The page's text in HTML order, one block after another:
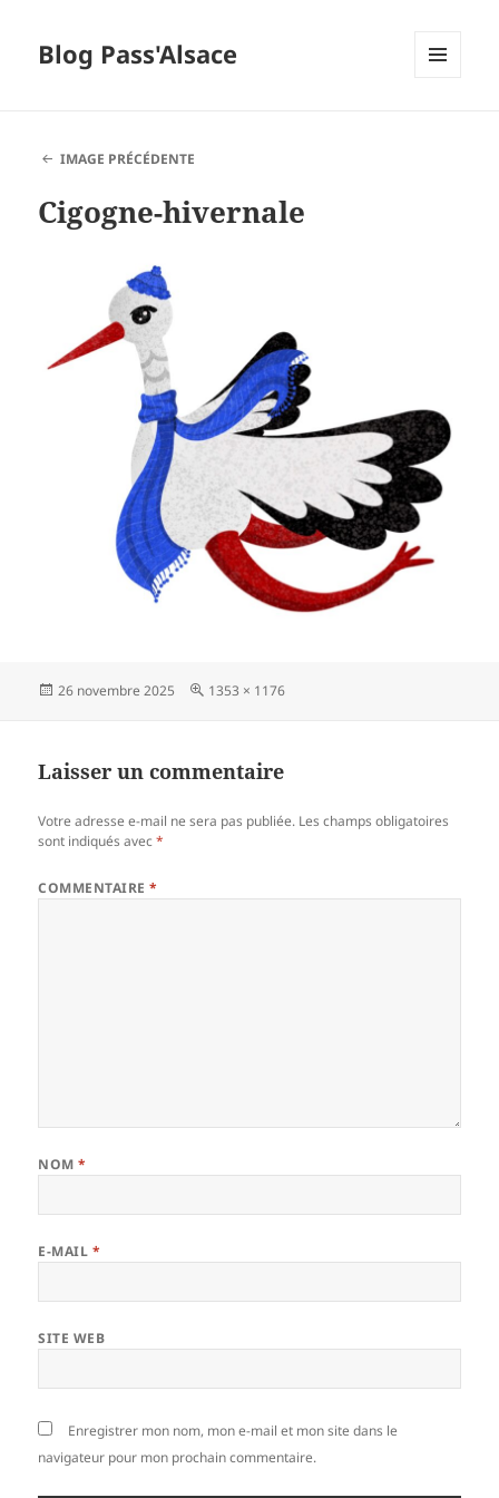
Blog Pass'Alsace
IMAGE PRÉCÉDENTE
Cigogne-hivernale
Publié
26 novembre 2025
Taille
1353 × 1176
Laisser un commentaire
Votre adresse e-mail ne sera pas publiée. Les champs obligatoires
sont indiqués avec*
COMMENTAIRE*
NOM*
E-MAIL *
SITE WEB
Enregistrer mon nom, mon e-mail et mon site dans le
navigateur pour mon prochain commentaire.